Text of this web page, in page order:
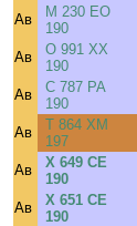
Ав
М 230 ЕО
190
Ав
О 991 ХХ
190
Ав
С 787 РА
190
Ав
Т 864 ХМ
197
Ав
Х 649 СЕ
190
Ав
Х 651 СЕ
190